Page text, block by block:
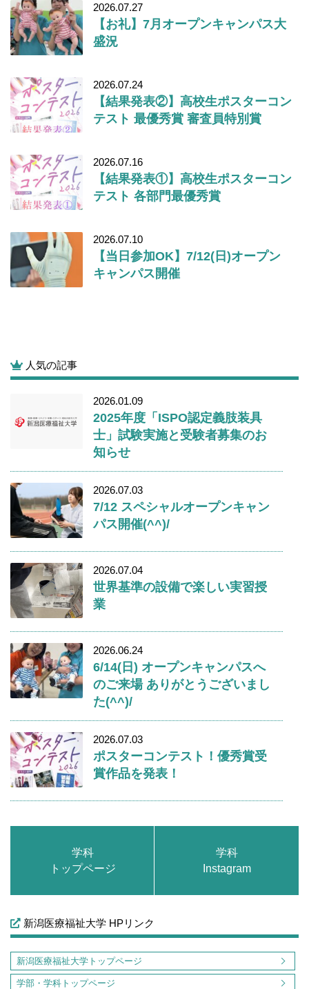
2026.07.27
【お礼】7月オープンキャンパス大
盛況
2026.07.24
【結果発表②】高校生ポスターコン
テスト 最優秀賞 審査員特別賞
2026.07.16
【結果発表①】高校生ポスターコン
テスト 各部門最優秀賞
2026.07.10
【当日参加OK】7/12(日)オープン
キャンパス開催
人気の記事
2026.01.09
2025年度「ISPO認定義肢装具
士」試験実施と受験者募集のお
知らせ
2026.07.03
7/12 スペシャルオープンキャン
パス開催(^^)/
2026.07.04
世界基準の設備で楽しい実習授
業
2026.06.24
6/14(日) オープンキャンパスへ
のご来場 ありがとうございまし
た(^^)/
2026.07.03
ポスターコンテスト！優秀賞受
賞作品を発表！
学科
トップページ
学科
Instagram
新潟医療福祉大学 HPリンク
新潟医療福祉大学トップページ
学部・学科トップページ